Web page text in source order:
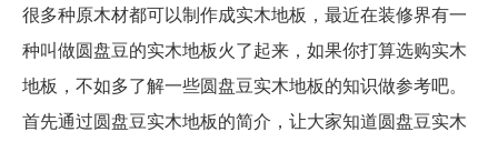
很多种原木材都可以制作成实木地板，最近在装修界有一
种叫做圆盘豆的实木地板火了起来，如果你打算选购实木
地板，不如多了解一些圆盘豆实木地板的知识做参考吧。
首先通过圆盘豆实木地板的简介，让大家知道圆盘豆实木